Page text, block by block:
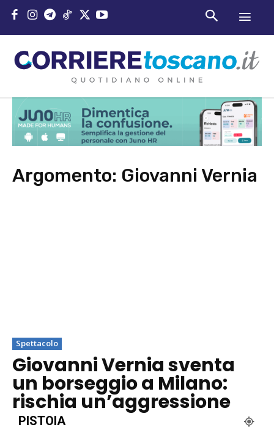
Argomento: Giovanni Vernia
Spettacolo
Giovanni Vernia sventa
un borseggio a Milano:
rischia un’aggressione
PISTOIA